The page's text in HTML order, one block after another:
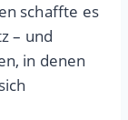
schaffte es
– und
in denen